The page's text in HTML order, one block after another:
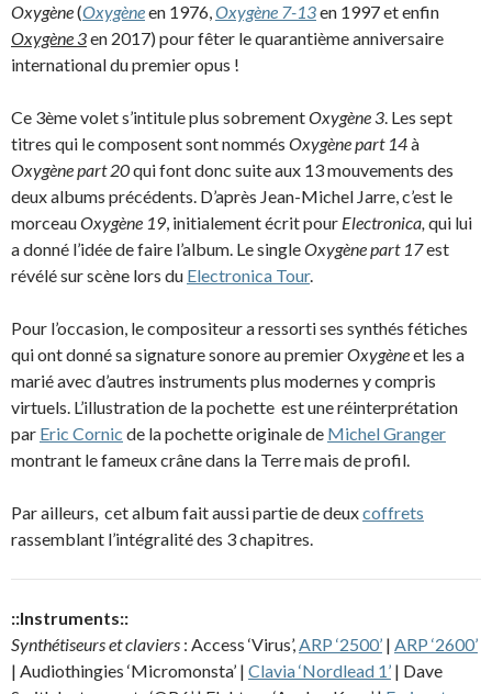
Oxygène(Oxygèneen 1976,Oxygène 7-13en 1997 et enfin
Oxygène 3en 2017) pour fêter le quarantième anniversaire
international du premier opus !
Ce 3ème volet s’intitule plus sobrementOxygène 3. Les sept
titres qui le composent sont nommés Oxygène part 14à
Oxygène part 20qui font donc suite aux 13 mouvements des
deux albums précédents. D’après Jean-Michel Jarre, c’est le
morceauOxygène 19, initialement écrit pour Electronica, qui lui
a donné l’idée de faire l’album. Le singleOxygène part 17est
révélé sur scène lors du Electronica Tour.
Pour l’occasion, le compositeur a ressorti ses synthés fétiches
qui ont donné sa signature sonore au premierOxygèneet les a
marié avec d’autres instruments plus modernes y compris
virtuels. L’illustration de la pochette est une réinterprétation
par Eric Cornic de la pochette originale de Michel Granger
montrant le fameux crâne dans la Terre mais de profil.
Par ailleurs, cet album fait aussi partie de deuxcoffrets
rassemblant l’intégralité des 3 chapitres.
::Instruments::
Synthétiseurs et claviers : Access ‘Virus’,ARP ‘2500’ | ARP ‘2600’
| Audiothingies ‘Micromonsta’ | Clavia ‘Nordlead 1’ | Dave